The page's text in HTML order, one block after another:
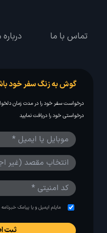
تماس با ما درباره
گوش به زنگ سفر خود
درخواست سفر خود را در مدت زمان
درخواستی خود را دریافت نمایید
مایلم ایمیل و یا پیامک